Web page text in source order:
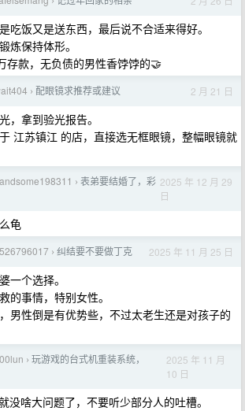
吃饭又是送东西，最后说不合适来得好。
炼保持体形。
存款，无负债的男性香饽饽的🤝
› 配眼镜求推荐或建议 2 月 21 日
，拿到验光报告。
江苏镇江 的店，直接选无框眼镜，整幅眼镜就
› 表弟要结婚了，彩 2025 年 12 月 29
日
龟
› 纠结要不要做丁克 2025 年 11 月 25 日
一个选择。
的事情，特别女性。
男性倒是有优势些，不过太老生还是对孩子的
› 玩游戏的台式机重装系统，
2025 年 11 月
10 日
没啥大问题了，不要听少部分人的吐槽。